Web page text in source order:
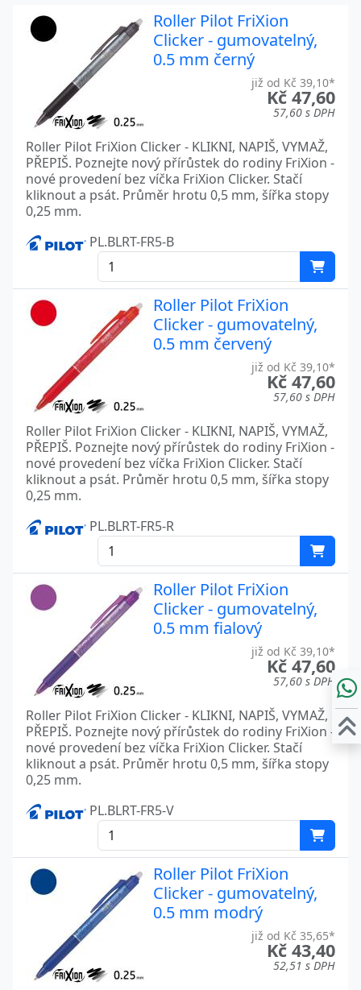
Roller Pilot FriXion
Clicker - gumovatelný,
0.5 mm černý
již od Kč 39,10*
Kč 47,60
57,60 s DPH
Roller Pilot FriXion Clicker - KLIKNI, NAPIŠ, VYMAŽ,
PŘEPIŠ. Poznejte nový přírůstek do rodiny FriXion -
nové provedení bez víčka FriXion Clicker. Stačí
kliknout a psát. Průměr hrotu 0,5 mm, šířka stopy
0,25 mm.
PL.BLRT-FR5-B
Roller Pilot FriXion
Clicker - gumovatelný,
0.5 mm červený
již od Kč 39,10*
Kč 47,60
57,60 s DPH
Roller Pilot FriXion Clicker - KLIKNI, NAPIŠ, VYMAŽ,
PŘEPIŠ. Poznejte nový přírůstek do rodiny FriXion -
nové provedení bez víčka FriXion Clicker. Stačí
kliknout a psát. Průměr hrotu 0,5 mm, šířka stopy
0,25 mm.
PL.BLRT-FR5-R
Roller Pilot FriXion
Clicker - gumovatelný,
0.5 mm fialový
již od Kč 39,10*
Kč 47,60
57,60 s DPH
Roller Pilot FriXion Clicker - KLIKNI, NAPIŠ, VYMAŽ,
PŘEPIŠ. Poznejte nový přírůstek do rodiny FriXion -
nové provedení bez víčka FriXion Clicker. Stačí
kliknout a psát. Průměr hrotu 0,5 mm, šířka stopy
0,25 mm.
PL.BLRT-FR5-V
Roller Pilot FriXion
Clicker - gumovatelný,
0.5 mm modrý
již od Kč 35,65*
Kč 43,40
52,51 s DPH